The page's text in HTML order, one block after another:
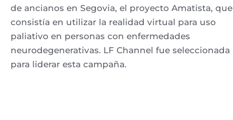
de ancianos en Segovia, el proyecto Amatista, que
consistía en utilizar la realidad virtual para uso
paliativo en personas con enfermedades
neurodegenerativas. LF Channel fue seleccionada
para liderar esta campaña.